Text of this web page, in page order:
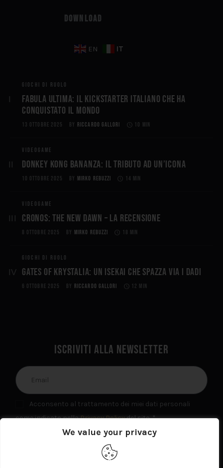
We value your privacy
Download
EN IT
GIOCHI DI RUOLO
Fabula Ultima: il Kickstarter italiano che ha
conquistato il mondo
13 OTTOBRE 2025 BY RICCARDO GALLORI 10 MIN
VIDEOGAME
Donkey Kong Bananza: Il Tributo ad un’Icona
10 OTTOBRE 2025 BY MIRKO REBUZZI 14 MIN
VIDEOGAME
CRONOS: THE NEW DAWN – La Recensione
8 OTTOBRE 2025 BY MIRKO REBUZZI 18 MIN
GIOCHI DI RUOLO
Gates of Krystalia: Un Isekai che spazza via i dadi
6 OTTOBRE 2025 BY RICCARDO GALLORI 12 MIN
Iscriviti alla newsletter
Acconsento al trattamento dei miei dati personali
come indicato nellaPrivacy Policydel sito. *
INVIA